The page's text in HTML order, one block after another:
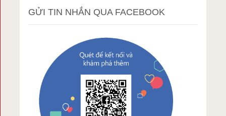
GỬI TIN NHẮN QUA FACEBOOK